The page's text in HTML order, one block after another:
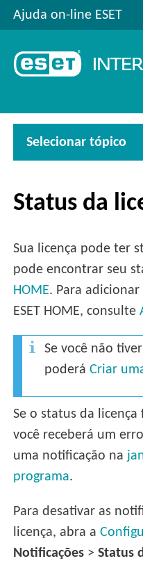
Ajuda on-line ESET
Selecionar tópico
Status da
Sua licença pode ter
pode encontrar seu
HOME. Para
ESET HOME, consulte
Se você não
poderáCriar
Se o status da
você receberá um
uma notificação na
programa.
Para desativar as
licença, abra a
Notificações >Status